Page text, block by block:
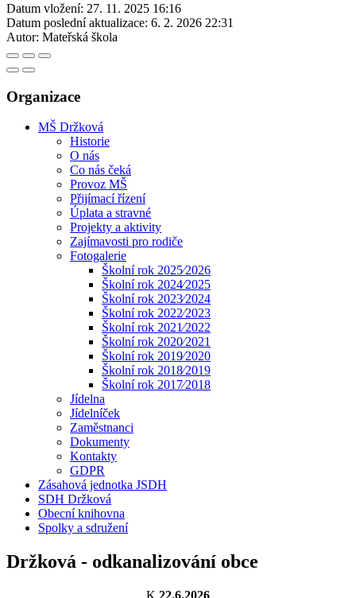
Datum vložení: 27. 11. 2025 16:16
Datum poslední aktualizace: 6. 2. 2026 22:31
Autor: Mateřská škola
Organizace
MŠ Držková
Historie
O nás
Co nás čeká
Provoz MŠ
Přijímací řízení
Úplata a stravné
Projekty a aktivity
Zajímavosti pro rodiče
Fotogalerie
Školní rok 2025⁄2026
Školní rok 2024⁄2025
Školní rok 2023⁄2024
Školní rok 2022⁄2023
Školní rok 2021⁄2022
Školní rok 2020⁄2021
Školní rok 2019⁄2020
Školní rok 2018⁄2019
Školní rok 2017⁄2018
Jídelna
Jídelníček
Zaměstnanci
Dokumenty
Kontakty
GDPR
Zásahová jednotka JSDH
SDH Držková
Obecní knihovna
Spolky a sdružení
Držková - odkanalizování obce